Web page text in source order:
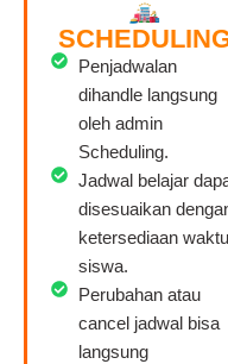
Penjadwalan
dihandle langsung
oleh admin
Scheduling.
Jadwal belajar
disesuaikan
ketersediaan waktu
siswa.
Perubahan atau
cancel jadwal bisa
langsung